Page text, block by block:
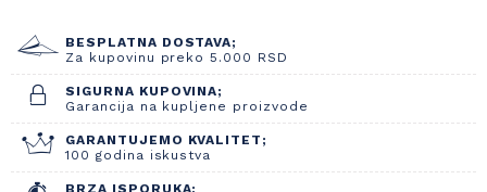
BESPLATNA DOSTAVA;
Za kupovinu preko 5.000 RSD
SIGURNA KUPOVINA;
Garancija na kupljene proizvode
GARANTUJEMO KVALITET;
100 godina iskustva
BRZA ISPORUKA;